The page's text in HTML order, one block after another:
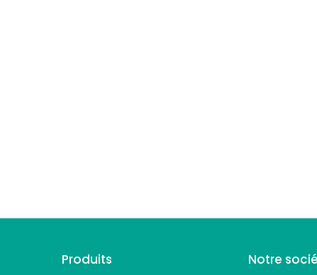
Produits Notre